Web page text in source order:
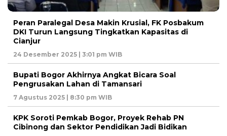
Peran Paralegal Desa Makin Krusial, FK Posbakum
DKI Turun Langsung Tingkatkan Kapasitas di
Cianjur
24 Desember 2025 | 3:01 pm WIB
Bupati Bogor Akhirnya Angkat Bicara Soal
Pengrusakan Lahan di Tamansari
7 Agustus 2025 | 8:30 pm WIB
KPK Soroti Pemkab Bogor, Proyek Rehab PN
Cibinong dan Sektor Pendidikan Jadi Bidikan